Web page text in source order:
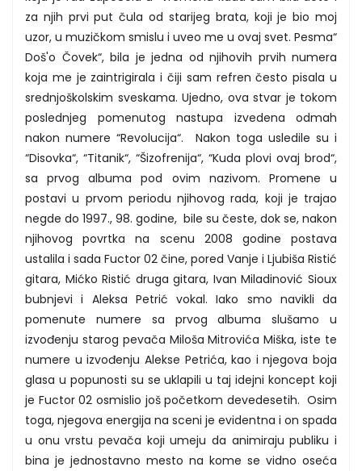
za njih prvi put čula od starijeg brata, koji je bio moj
uzor, u muzičkom smislu i uveo me u ovaj svet. Pesma“
Doš'o Čovek“, bila je jedna od njihovih prvih numera
koja me je zaintrigirala i čiji sam refren često pisala u
srednjoškolskim sveskama. Ujedno, ova stvar je tokom
poslednjeg pomenutog nastupa izvedena odmah
nakon numere “Revolucija“. Nakon toga usledile su i
“Disovka“, “Titanik“, “Šizofrenija“, “Kuda plovi ovaj brod“,
sa prvog albuma pod ovim nazivom. Promene u
postavi u prvom periodu njihovog rada, koji je trajao
negde do 1997., 98. godine, bile su česte, dok se, nakon
njihovog povrtka na scenu 2008 godine postava
ustalila i sada Fuctor 02 čine, pored Vanje i Ljubiša Ristić
gitara, Mićko Ristić druga gitara, Ivan Miladinović Sioux
bubnjevi i Aleksa Petrić vokal. Iako smo navikli da
pomenute numere sa prvog albuma slušamo u
izvođenju starog pevača Miloša Mitrovića Miška, iste te
numere u izvođenju Alekse Petrića, kao i njegova boja
glasa u popunosti su se uklapili u taj idejni koncept koji
je Fuctor 02 osmislio još početkom devedesetih. Osim
toga, njegova energija na sceni je evidentna i on spada
u onu vrstu pevača koji umeju da animiraju publiku i
bina je jednostavno mesto na kome se vidno oseća